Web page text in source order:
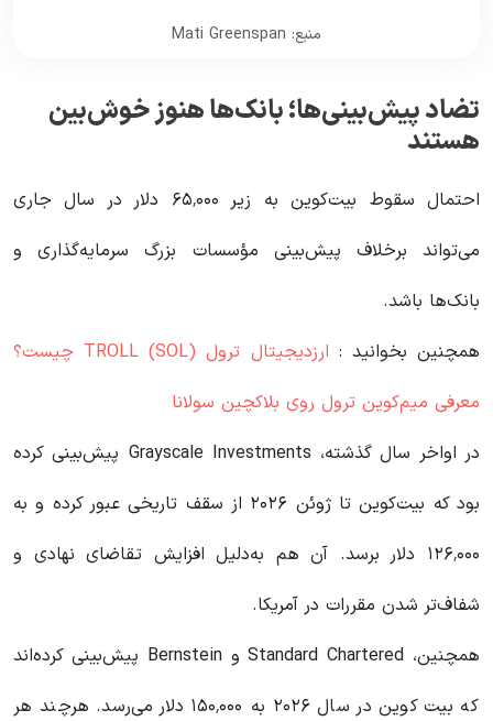
منبع: Mati Greenspan
تضاد پیش‌بینی‌ها؛ بانک‌ها هنوز خوش‌بین
هستند
احتمال سقوط بیت‌کوین به زیر ۶۵٬۰۰۰ دلار در سال جاری
می‌تواند برخلاف پیش‌بینی مؤسسات بزرگ سرمایه‌گذاری و
بانک‌ها باشد.
همچنین بخوانید :
ارزدیجیتال ترول TROLL (SOL) چیست؟
معرفی میم‌کوین ترول روی بلاکچین سولانا
در اواخر سال گذشته، Grayscale Investments پیش‌بینی کرده
بود که بیت‌کوین تا ژوئن ۲۰۲۶ از سقف تاریخی عبور کرده و به
۱۲۶٬۰۰۰ دلار برسد. آن هم به‌دلیل افزایش تقاضای نهادی و
شفاف‌تر شدن مقررات در آمریکا.
همچنین، Standard Chartered و Bernstein پیش‌بینی کرده‌اند
که بیت کوین در سال ۲۰۲۶ به ۱۵۰٬۰۰۰ دلار می‌رسد. هرچند هر